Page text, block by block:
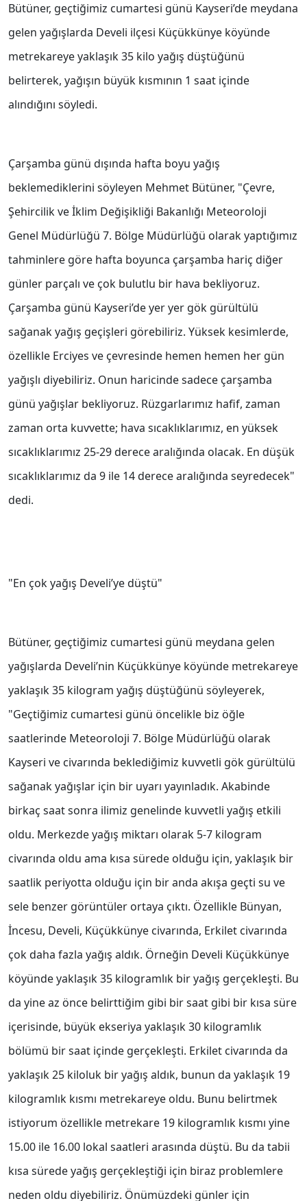
Bütüner, geçtiğimiz cumartesi günü Kayseri’de meydana
gelen yağışlarda Develi ilçesi Küçükkünye köyünde
metrekareye yaklaşık 35 kilo yağış düştüğünü
belirterek, yağışın büyük kısmının 1 saat içinde
alındığını söyledi.
Çarşamba günü dışında hafta boyu yağış
beklemediklerini söyleyen Mehmet Bütüner, "Çevre,
Şehircilik ve İklim Değişikliği Bakanlığı Meteoroloji
Genel Müdürlüğü 7. Bölge Müdürlüğü olarak yaptığımız
tahminlere göre hafta boyunca çarşamba hariç diğer
günler parçalı ve çok bulutlu bir hava bekliyoruz.
Çarşamba günü Kayseri’de yer yer gök gürültülü
sağanak yağış geçişleri görebiliriz. Yüksek kesimlerde,
özellikle Erciyes ve çevresinde hemen hemen her gün
yağışlı diyebiliriz. Onun haricinde sadece çarşamba
günü yağışlar bekliyoruz. Rüzgarlarımız hafif, zaman
zaman orta kuvvette; hava sıcaklıklarımız, en yüksek
sıcaklıklarımız 25-29 derece aralığında olacak. En düşük
sıcaklıklarımız da 9 ile 14 derece aralığında seyredecek"
dedi.
"En çok yağış Develi’ye düştü"
Bütüner, geçtiğimiz cumartesi günü meydana gelen
yağışlarda Develi’nin Küçükkünye köyünde metrekareye
yaklaşık 35 kilogram yağış düştüğünü söyleyerek,
"Geçtiğimiz cumartesi günü öncelikle biz öğle
saatlerinde Meteoroloji 7. Bölge Müdürlüğü olarak
Kayseri ve civarında beklediğimiz kuvvetli gök gürültülü
sağanak yağışlar için bir uyarı yayınladık. Akabinde
birkaç saat sonra ilimiz genelinde kuvvetli yağış etkili
oldu. Merkezde yağış miktarı olarak 5-7 kilogram
civarında oldu ama kısa sürede olduğu için, yaklaşık bir
saatlik periyotta olduğu için bir anda akışa geçti su ve
sele benzer görüntüler ortaya çıktı. Özellikle Bünyan,
İncesu, Develi, Küçükkünye civarında, Erkilet civarında
çok daha fazla yağış aldık. Örneğin Develi Küçükkünye
köyünde yaklaşık 35 kilogramlık bir yağış gerçekleşti. Bu
da yine az önce belirttiğim gibi bir saat gibi bir kısa süre
içerisinde, büyük ekseriya yaklaşık 30 kilogramlık
bölümü bir saat içinde gerçekleşti. Erkilet civarında da
yaklaşık 25 kiloluk bir yağış aldık, bunun da yaklaşık 19
kilogramlık kısmı metrekareye oldu. Bunu belirtmek
istiyorum özellikle metrekare 19 kilogramlık kısmı yine
15.00 ile 16.00 lokal saatleri arasında düştü. Bu da tabii
kısa sürede yağış gerçekleştiği için biraz problemlere
neden oldu diyebiliriz. Önümüzdeki günler için